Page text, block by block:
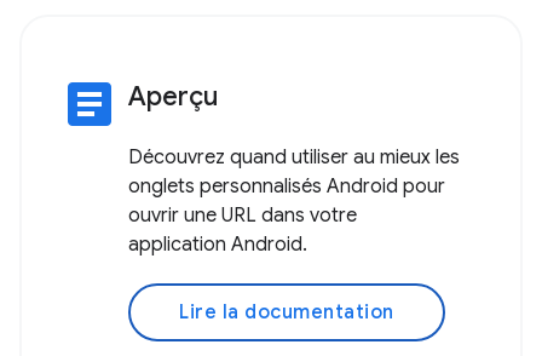
article Aperçu
Découvrez quand utiliser au mieux les
onglets personnalisés Android pour
ouvrir une URL dans votre
application Android.
Lire la documentation